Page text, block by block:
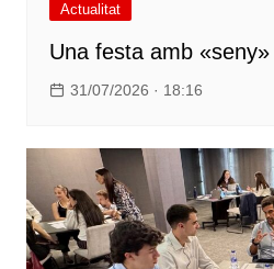
Actualitat
Una festa amb «seny»
31/07/2026 · 18:16